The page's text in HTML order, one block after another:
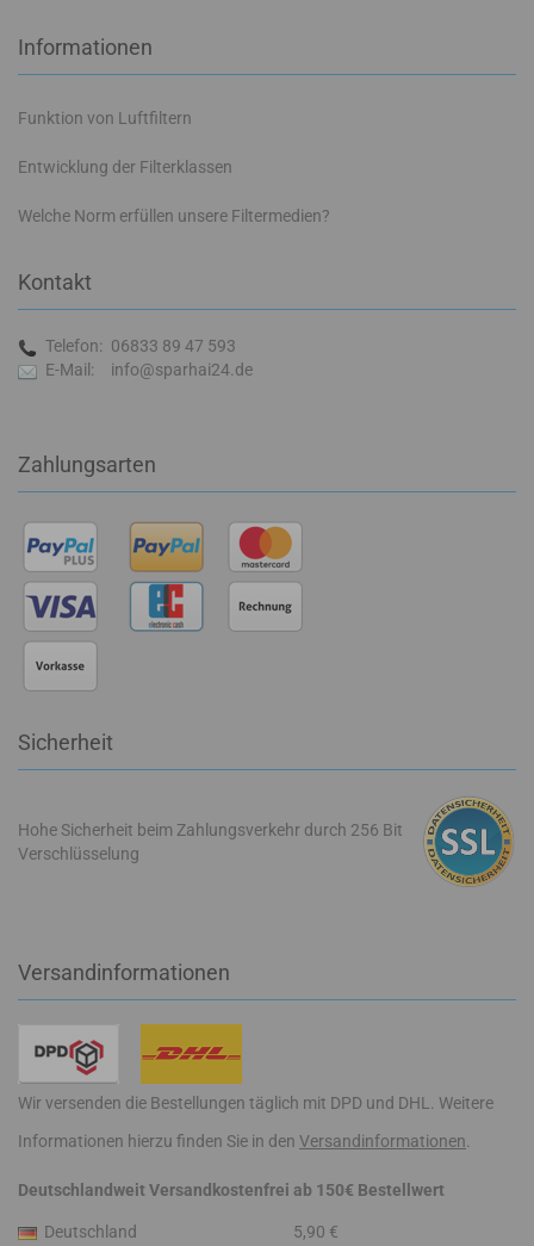
Informationen
Funktion von Luftfiltern
Entwicklung der Filterklassen
Welche Norm erfüllen unsere Filtermedien?
Kontakt
Telefon: 06833 89 47 593
E-Mail:
info@sparhai24.de
Zahlungsarten
Sicherheit
Hohe Sicherheit beim Zahlungsverkehr durch 256 Bit
Verschlüsselung
Versandinformationen
Wir versenden die Bestellungen täglich mit DPD und DHL. Weitere
Informationen hierzu finden Sie in den Versandinformationen.
Deutschlandweit Versandkostenfrei ab 150€ Bestellwert
Deutschland 5,90 €